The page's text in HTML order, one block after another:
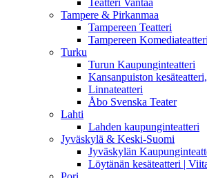
Teatteri Vantaa
Tampere & Pirkanmaa
Tampereen Teatteri
Tampereen Komediateatteri
Turku
Turun Kaupunginteatteri
Kansanpuiston
Linnateatteri
Åbo Svenska Teater
Lahti
Lahden kaupunginteatteri
Jyväskylä & Keski-Suomi
Jyväskylän
Löytänän kesäteatteri |